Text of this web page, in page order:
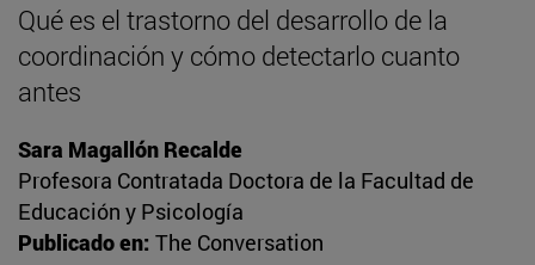
Qué es el trastorno del desarrollo de la
coordinación y cómo detectarlo cuanto
antes
Sara Magallón Recalde
Profesora Contratada Doctora de la Facultad de
Educación y Psicología
Publicado en: The Conversation